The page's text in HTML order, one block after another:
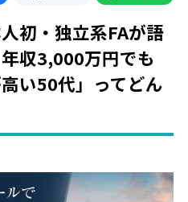
初・独立系FAが語
収3,000万円でも
い50代」ってどん